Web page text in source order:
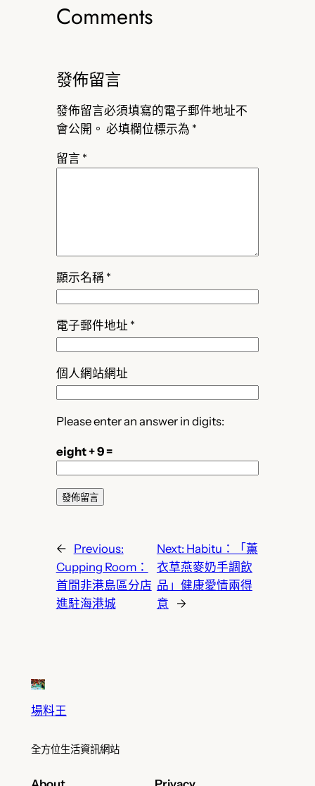
Comments
發佈留言
發佈留言必須填寫的電子郵件地址不
會公開。 必填欄位標示為 *
留言 *
顯示名稱 *
電子郵件地址 *
個人網站網址
Please enter an answer in digits:
eight + 9 =
←
Previous:
Cupping Room：
首間非港島區分店
進駐海港城
Next: Habitu：「薰
衣草燕麥奶手調飲
品」健康愛情兩得
意
→
場料王
全方位生活資訊網站